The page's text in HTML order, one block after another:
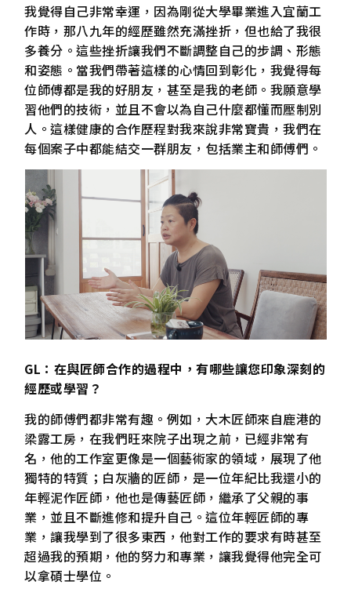
我覺得自己非常幸運，因為剛從大學畢業進入宜蘭工
作時，那八九年的經歷雖然充滿挫折，但也給了我很
多養分。這些挫折讓我們不斷調整自己的步調、形態
和姿態。當我們帶著這樣的心情回到彰化，我覺得每
位師傅都是我的好朋友，甚至是我的老師。我願意學
習他們的技術，並且不會以為自己什麼都懂而壓制別
人。這樣健康的合作歷程對我來說非常寶貴，我們在
每個案子中都能結交一群朋友，包括業主和師傅們。
GL：在與匠師合作的過程中，有哪些讓您印象深刻的
經歷或學習？
我的師傅們都非常有趣。例如，大木匠師來自鹿港的
梁露工房，在我們旺來院子出現之前，已經非常有
名，他的工作室更像是一個藝術家的領域，展現了他
獨特的特質；白灰牆的匠師，是一位年紀比我還小的
年輕泥作匠師，他也是傳藝匠師，繼承了父親的事
業，並且不斷進修和提升自己。這位年輕匠師的專
業，讓我學到了很多東西，他對工作的要求有時甚至
超過我的預期，他的努力和專業，讓我覺得他完全可
以拿碩士學位。